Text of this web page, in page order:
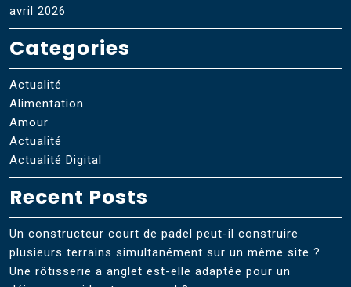
avril 2026
Categories
Actualité
Alimentation
Amour
Actualité
Actualité Digital
Recent Posts
Un constructeur court de padel peut-il construire
plusieurs terrains simultanément sur un même site ?
Une rôtisserie a anglet est-elle adaptée pour un